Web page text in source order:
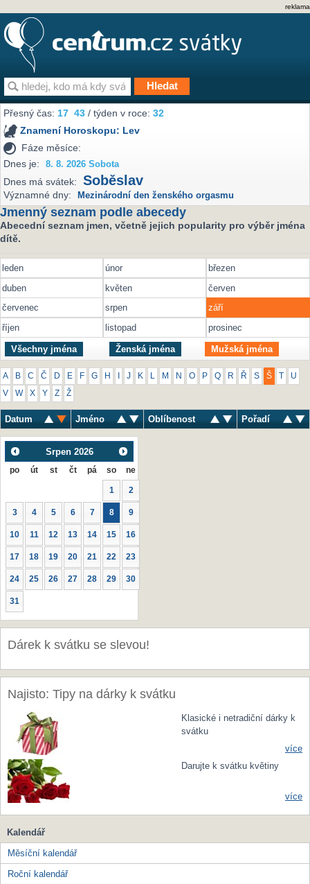
reklama
Přesný čas:17 43 / týden v roce:32
Znamení Horoskopu: Lev
Fáze měsíce:
Dnes je:
8. 8. 2026 Sobota
Dnes má svátek: Soběslav
Významné dny: Mezinárodní den ženského orgasmu
Jmenný seznam podle abecedy
Abecední seznam jmen, včetně jejich popularity pro výběr jména
dítě.
leden únor
březen
duben
květen
červen
červenec
srpen
září
říjen
listopad prosinec
Všechny jména Ženská jména Mužská jména
A B C Č D E F G H J K M N O P Q R Ř S Š U
V W X Y Z Ž
Datum Jméno Oblíbenost Pořadí
Srpen 2026
po út st čt pá so ne
1 2
3 4 5 6 7 8 9
10 11 12 13 14 15 16
17 18 19 20 21 22 23
24 25 26 27 28 29 30
31
Dárek k svátku se slevou!
Najisto: Tipy na dárky k svátku
Klasické i netradiční dárky k
svátku
více
Darujte k svátku květiny
více
Kalendář
Měsíční kalendář
Roční kalendář